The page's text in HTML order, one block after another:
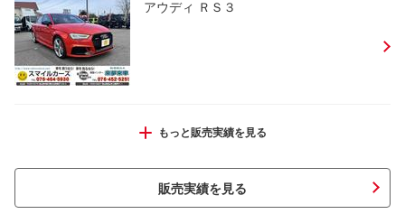
アウディ ＲＳ３
ジムニー ＸＣ
もっと販売実績を見る
販売実績を見る